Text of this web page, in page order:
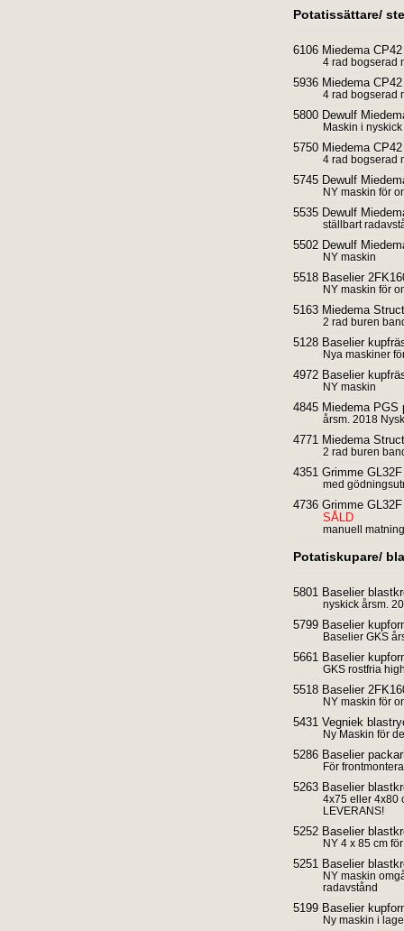
Potatissättare/
6106 Miedema
4 rad bogserad
5936 Miedema
4 rad bogserad
5800 Dewulf
Maskin i
5750 Miedema
4 rad bogserad
5745 Dewulf
NY maskin för
5535 Dewulf
ställbart
5502 Dewulf
NY maskin
5518 Baselier
NY maskin för
5163 Miedema
2 rad buren
5128 Baselier
Nya maskiner
4972 Baselier
NY maskin
4845 Miedema
årsm. 2018
4771 Miedema
2 rad buren
4351 Grimme
med
4736 Grimme
SÅLD
manuell
Potatiskupare/
5801 Baselier
nyskick årsm.
5799 Baselier
Baselier GKS
5661 Baselier
GKS rostfria
5518 Baselier
NY maskin för
5431 Vegniek
Ny Maskin för
5286 Baselier
För
5263 Baselier
4x75 eller 4x80
LEVERANS!
5252 Baselier
NY 4 x 85 cm
5251 Baselier
NY maskin
radavstånd
5199 Baselier
Ny maskin i